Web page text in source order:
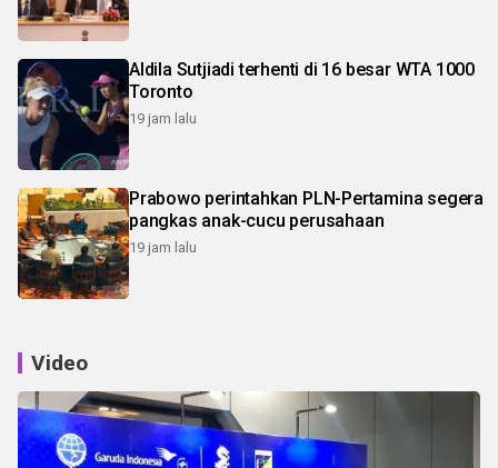
Aldila Sutjiadi terhenti di 16 besar WTA 1000
Toronto
19 jam lalu
Prabowo perintahkan PLN-Pertamina segera
pangkas anak-cucu perusahaan
19 jam lalu
Video